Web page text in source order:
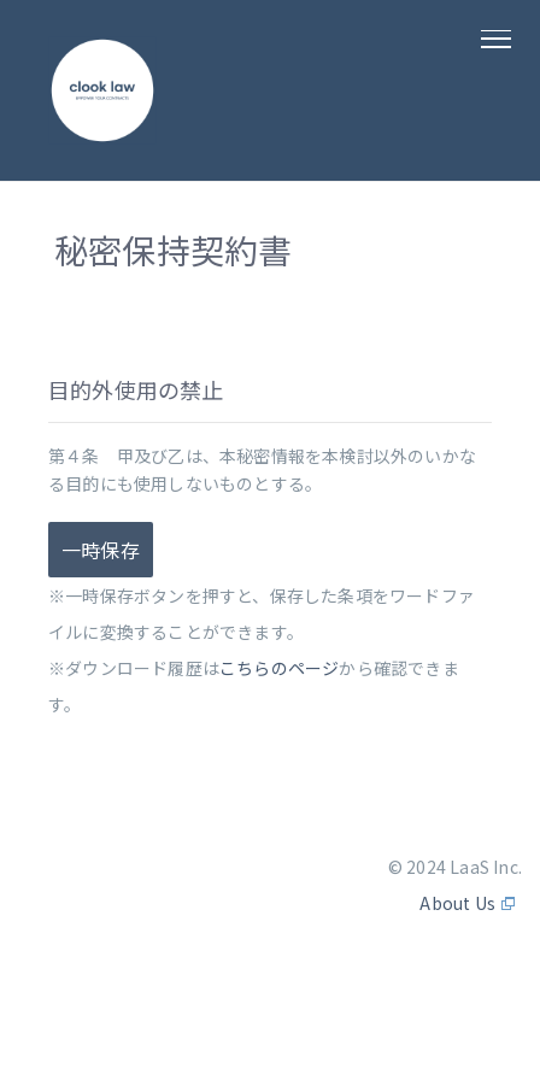
秘密保持契約書
目的外使用の禁止
第４条 甲及び乙は、本秘密情報を本検討以外のいかな
る目的にも使用しないものとする。
一時保存
※一時保存ボタンを押すと、保存した条項をワードファ
イルに変換することができます。
※ダウンロード履歴はこちらのページから確認できま
す。
© 2024 LaaS Inc.
About Us